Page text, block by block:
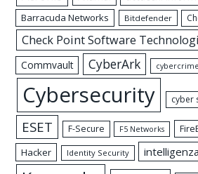
Barracuda Networks Bitdefender
Check Point Software
Commvault CyberArk cybercrime
Cybersecurity cyber
ESET F-Secure F5 Networks
Hacker Identity Security